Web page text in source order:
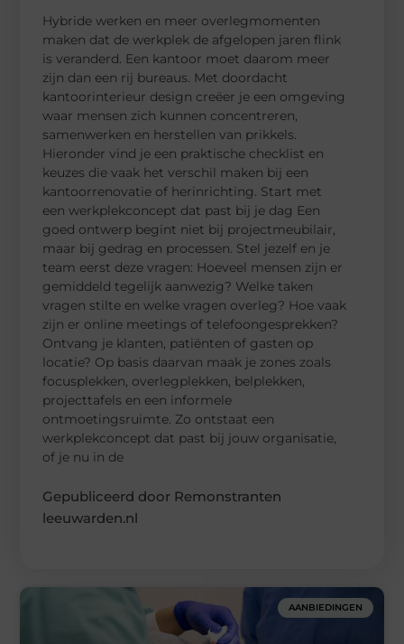
Hybride werken en meer overlegmomenten
maken dat de werkplek de afgelopen jaren flink
is veranderd. Een kantoor moet daarom meer
zijn dan een rij bureaus. Met doordacht
kantoorinterieur design creëer je een omgeving
waar mensen zich kunnen concentreren,
samenwerken en herstellen van prikkels.
Hieronder vind je een praktische checklist en
keuzes die vaak het verschil maken bij een
kantoorrenovatie of herinrichting. Start met
een werkplekconcept dat past bij je dag Een
goed ontwerp begint niet bij projectmeubilair,
maar bij gedrag en processen. Stel jezelf en je
team eerst deze vragen: Hoeveel mensen zijn er
gemiddeld tegelijk aanwezig? Welke taken
vragen stilte en welke vragen overleg? Hoe vaak
zijn er online meetings of telefoongesprekken?
Ontvang je klanten, patiënten of gasten op
locatie? Op basis daarvan maak je zones zoals
focusplekken, overlegplekken, belplekken,
projecttafels en een informele
ontmoetingsruimte. Zo ontstaat een
werkplekconcept dat past bij jouw organisatie,
of je nu in de
Gepubliceerd door Remonstranten
leeuwarden.nl
AANBIEDINGEN